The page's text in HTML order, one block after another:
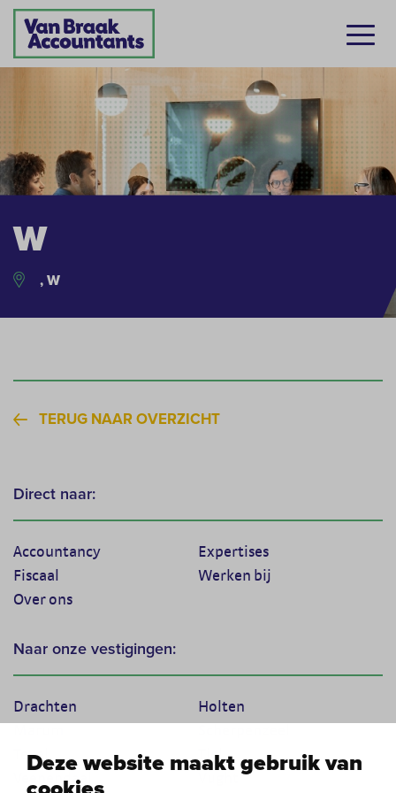
Deze website maakt gebruik van
W
, W
TERUG NAAR OVERZICHT
Direct naar:
Accountancy
Expertises
Fiscaal
Werken bij
Over ons
Naar onze vestigingen:
Drachten
Holten
Texel
Tiel
Veenendaal